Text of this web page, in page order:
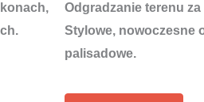
Odgradzanie terenu
Stylowe, nowoczesne
palisadowe.